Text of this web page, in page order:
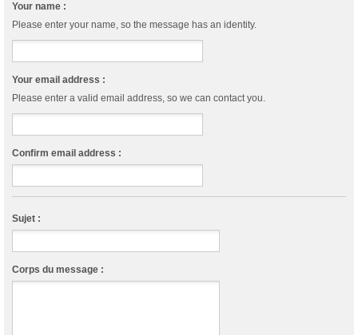
Your name :
Please enter your name, so the message has an identity.
Your email address :
Please enter a valid email address, so we can contact you.
Confirm email address :
Sujet :
Corps du message :